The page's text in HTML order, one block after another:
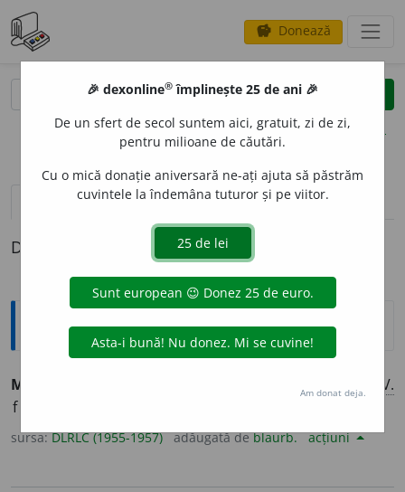
savings Donează
clear
opțiuni
definiții (1) pronunțievolume_up (50)
Definiția cu ID-ul 916889:
Explicative DEX
MAS
V.
fricționa
sursa:DLRLC (1955-1957) adăugată deblaurb. acțiuni
🎉 dexonline® împlinește 25 de ani 🎉
De un sfert de secol suntem aici, gratuit, zi de zi,
pentru milioane de căutări.
Cu o mică donație aniversară ne-ați ajuta să păstrăm
cuvintele la îndemâna tuturor și pe viitor.
Am donat deja.